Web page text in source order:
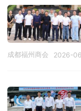
成都福州商会 2026-